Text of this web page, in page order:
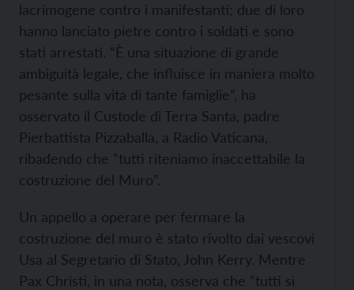
lacrimogene contro i manifestanti; due di loro
hanno lanciato pietre contro i soldati e sono
stati arrestati. “È una situazione di grande
ambiguità legale, che influisce in maniera molto
pesante sulla vita di tante famiglie”, ha
osservato il Custode di Terra Santa, padre
Pierbattista Pizzaballa, a Radio Vaticana,
ribadendo che “tutti riteniamo inaccettabile la
costruzione del Muro”.
Un appello a operare per fermare la
costruzione del muro è stato rivolto dai vescovi
Usa al Segretario di Stato, John Kerry. Mentre
Pax Christi, in una nota, osserva che “tutti si